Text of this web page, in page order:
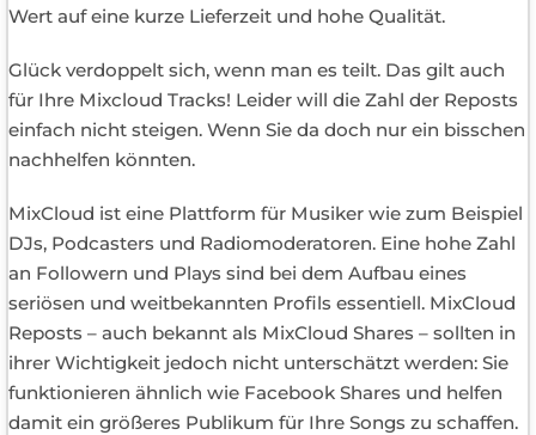
Wert auf eine kurze Lieferzeit und hohe Qualität.
Glück verdoppelt sich, wenn man es teilt. Das gilt auch
für Ihre Mixcloud Tracks! Leider will die Zahl der Reposts
einfach nicht steigen. Wenn Sie da doch nur ein bisschen
nachhelfen könnten.
MixCloud ist eine Plattform für Musiker wie zum Beispiel
DJs, Podcasters und Radiomoderatoren. Eine hohe Zahl
an Followern und Plays sind bei dem Aufbau eines
seriösen und weitbekannten Profils essentiell. MixCloud
Reposts – auch bekannt als MixCloud Shares – sollten in
ihrer Wichtigkeit jedoch nicht unterschätzt werden: Sie
funktionieren ähnlich wie Facebook Shares und helfen
damit ein größeres Publikum für Ihre Songs zu schaffen.